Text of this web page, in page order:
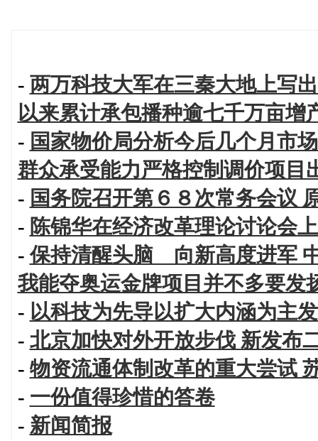
- 两万科技大军在三秦大地上写
以来累计承包播种逾七千万亩增
- 国家物价局分析今后几个月市
群众承受能力严格控制调价项目
- 国务院召开第６８次常务会议
- 陈锦华在经济改革理论讨论会
-保持清醒头脑 向新高度进军
我能夺奥运金牌项目并不多要发
- 以科技为先导以扩大内涵为主
- 北京加快对外开放步伐 新发布
- 物资流通体制改革的重大尝试
- 一份值得珍惜的答卷
- 新闻简报